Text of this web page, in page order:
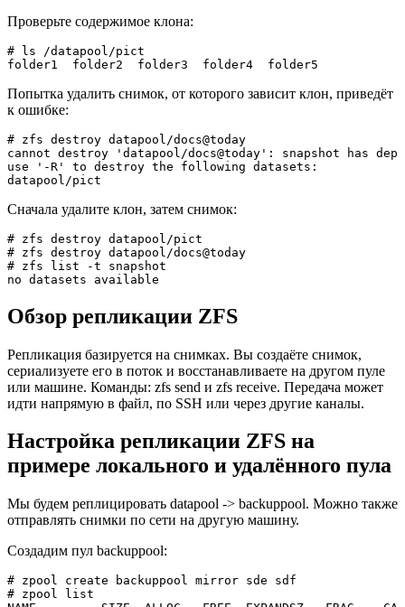
Проверьте содержимое клона:
# ls /datapool/pict
folder1  folder2  folder3  folder4  folder5
Попытка удалить снимок, от которого зависит клон, приведёт
к ошибке:
# zfs destroy datapool/docs@today
cannot destroy 'datapool/docs@today': snapshot has
use '-R' to destroy the following datasets:
datapool/pict
Сначала удалите клoн, затем снимок:
# zfs destroy datapool/pict
# zfs destroy datapool/docs@today
# zfs list -t snapshot
no datasets available
Обзор репликации ZFS
Репликация базируется на снимках. Вы создаёте снимок,
сериализуете его в поток и восстанавливаете на другом пуле
или машине. Команды: zfs send и zfs receive. Передача может
идти напрямую в файл, по SSH или через другие каналы.
Настройка репликации ZFS на
примере локального и удалённого пула
Мы будем реплицировать datapool -> backuppool. Можно также
отправлять снимки по сети на другую машину.
Создадим пул backuppool:
# zpool create backuppool mirror sde sdf
# zpool list